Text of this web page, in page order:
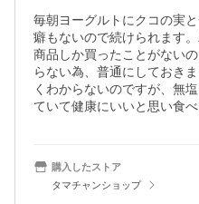
毎朝ヨーグルトにクコの実
癖もないので続けられます
商品しか買ったことがない
らない為、普通にしておき
くわからないのですが、無
ていて健康にいいと思い食べ
購入したストア
タマチャンショップ